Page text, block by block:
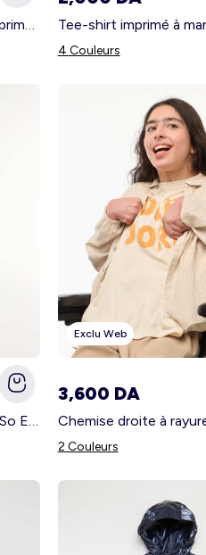
T-shirt manches courtes imprimé - So Easy ROUGE
4 Couleurs
Exclu Web
3,600 DA
2 Couleurs